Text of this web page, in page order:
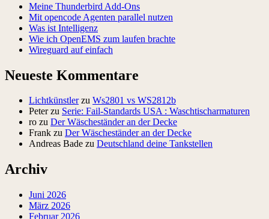
Meine Thunderbird Add-Ons
Mit opencode Agenten parallel nutzen
Was ist Intelligenz
Wie ich OpenEMS zum laufen brachte
Wireguard auf einfach
Neueste Kommentare
Lichtkünstlerzu Ws2801 vs WS2812b
Peterzu Serie: Fail-Standards USA : Waschtischarmaturen
ro zu Der Wäscheständer an der Decke
Frank zu Der Wäscheständer an der Decke
Andreas Bade zu Deutschland deine Tankstellen
Archiv
Juni 2026
März 2026
Februar 2026